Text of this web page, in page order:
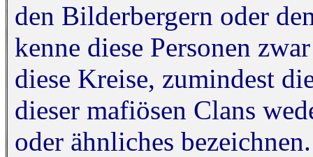
den Bilderbergern oder
kenne diese Personen
diese Kreise, zumindest
dieser mafiösen Clans
oder ähnliches